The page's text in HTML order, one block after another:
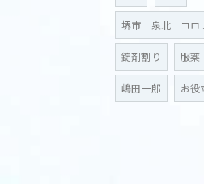
堺市 泉北 コロ
錠剤割り 服薬
嶋田一郎 お役